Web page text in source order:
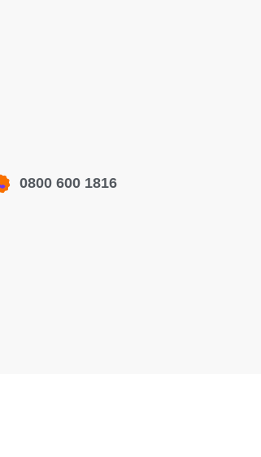
0800 600 1816